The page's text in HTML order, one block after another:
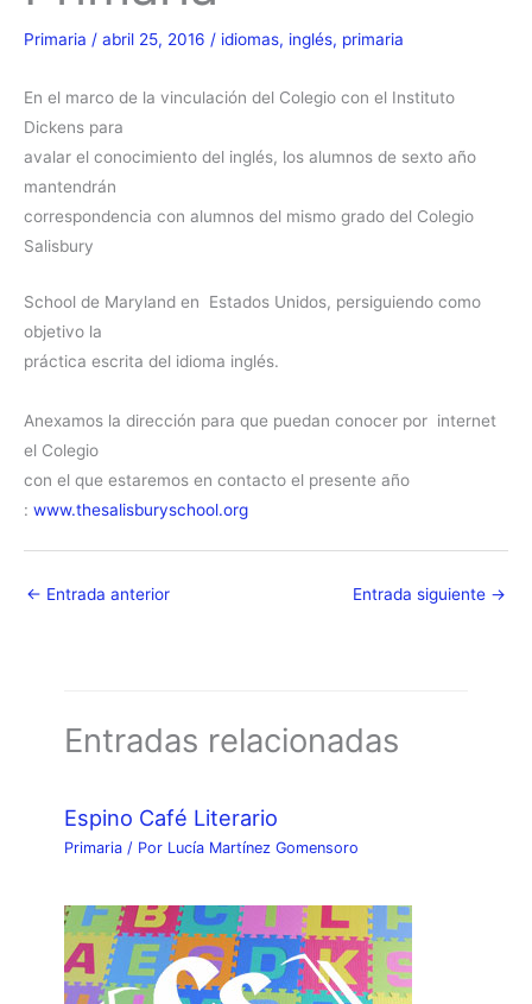
Primaria / abril 25, 2016 / idiomas, inglés, primaria
En el marco de la vinculación del Colegio con el Instituto
Dickens para
avalar el conocimiento del inglés, los alumnos de sexto año
mantendrán
correspondencia con alumnos del mismo grado del Colegio
Salisbury
School de Maryland en Estados Unidos, persiguiendo como
objetivo la
práctica escrita del idioma inglés.
Anexamos la dirección para que puedan conocer por internet
el Colegio
con el que estaremos en contacto el presente año
: www.thesalisburyschool.org
← Entrada anterior Entrada siguiente →
Entradas relacionadas
Espino Café Literario
Primaria / Por Lucía Martínez Gomensoro